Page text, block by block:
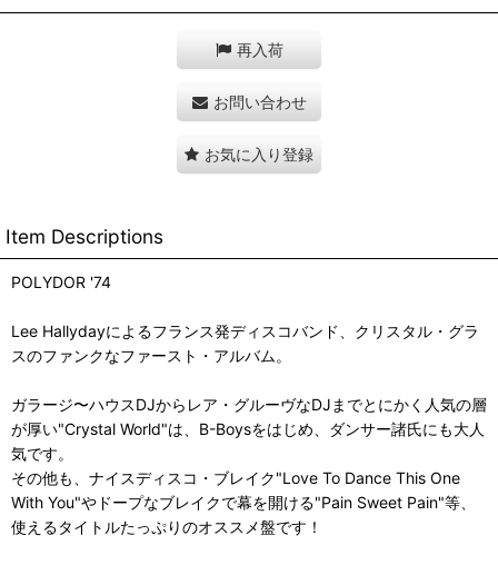
再入荷
お問い合わせ
お気に入り登録
Item Descriptions
POLYDOR '74
Lee Hallydayによるフランス発ディスコバンド、クリスタル・グラ
スのファンクなファースト・アルバム。
ガラージ〜ハウスDJからレア・グルーヴなDJまでとにかく人気の層
が厚い"Crystal World"は、B-Boysをはじめ、ダンサー諸氏にも大人
気です。
その他も、ナイスディスコ・ブレイク"Love To Dance This One
With You"やドープなブレイクで幕を開ける"Pain Sweet Pain"等、
使えるタイトルたっぷりのオススメ盤です！